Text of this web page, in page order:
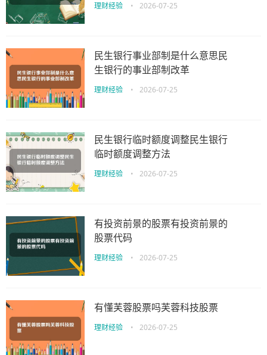
理财经验 • 2026-07-25
民生银行事业部制是什么意思民
生银行的事业部制改革
理财经验 • 2026-07-25
民生银行临时额度调整民生银行
临时额度调整方法
理财经验 • 2026-07-25
有投资前景的股票有投资前景的
股票代码
理财经验 • 2026-07-25
有懂芙蓉股票吗芙蓉科技股票
理财经验 • 2026-07-25